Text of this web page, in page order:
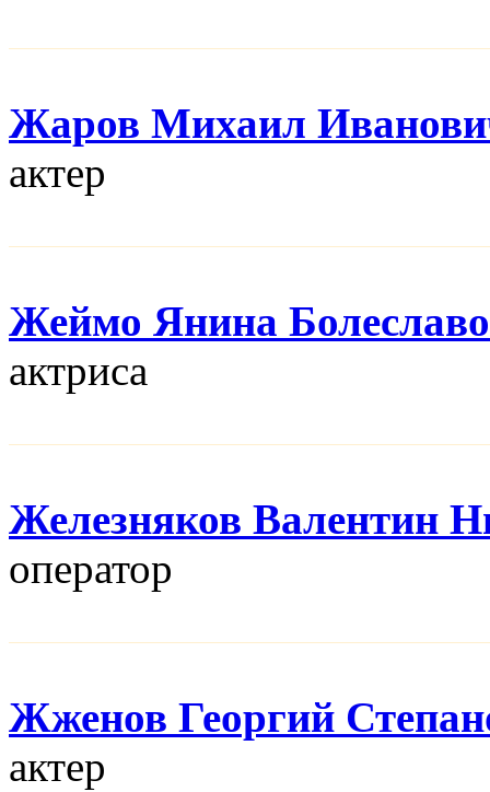
Жаров Михаил
актер
Жеймо Янина
актриса
Железняков Валентин
оператор
Жженов Георгий
актер